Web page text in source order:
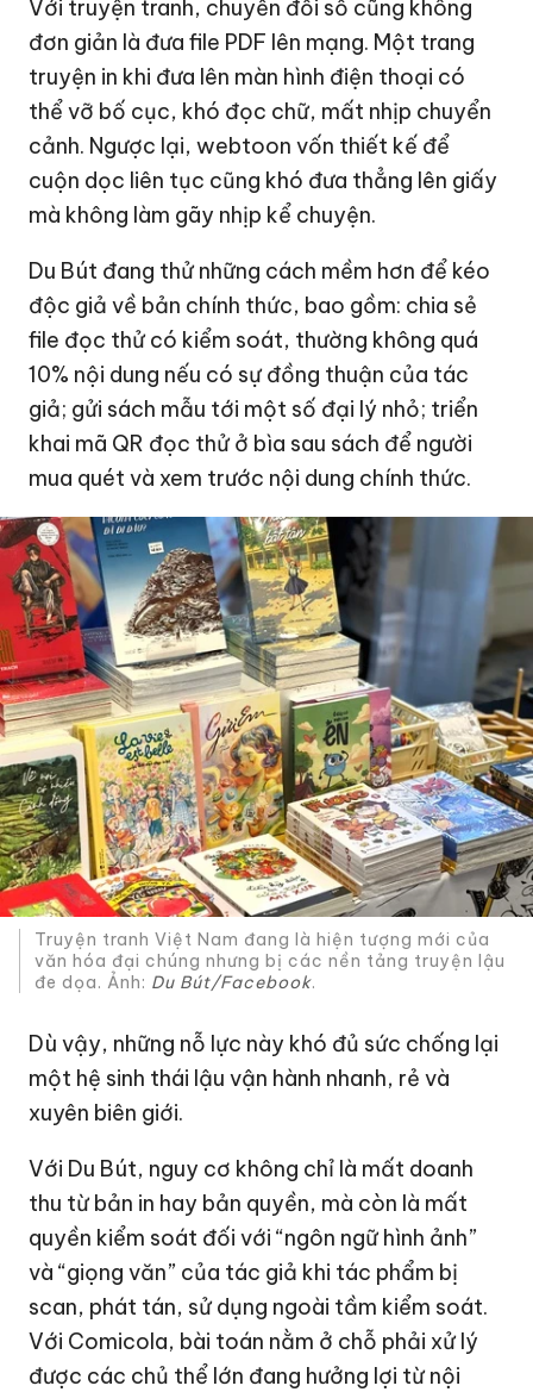
Với truyện tranh, chuyển đổi số cũng không
đơn giản là đưa file PDF lên mạng. Một trang
truyện in khi đưa lên màn hình điện thoại có
thể vỡ bố cục, khó đọc chữ, mất nhịp chuyển
cảnh. Ngược lại, webtoon vốn thiết kế để
cuộn dọc liên tục cũng khó đưa thẳng lên giấy
mà không làm gãy nhịp kể chuyện.
Du Bút đang thử những cách mềm hơn để kéo
độc giả về bản chính thức, bao gồm: chia sẻ
file đọc thử có kiểm soát, thường không quá
10% nội dung nếu có sự đồng thuận của tác
giả; gửi sách mẫu tới một số đại lý nhỏ; triển
khai mã QR đọc thử ở bìa sau sách để người
mua quét và xem trước nội dung chính thức.
Truyện tranh Việt Nam đang là hiện tượng mới của
văn hóa đại chúng nhưng bị các nền tảng truyện lậu
đe dọa. Ảnh: Du Bút/Facebook.
Dù vậy, những nỗ lực này khó đủ sức chống lại
một hệ sinh thái lậu vận hành nhanh, rẻ và
xuyên biên giới.
Với Du Bút, nguy cơ không chỉ là mất doanh
thu từ bản in hay bản quyền, mà còn là mất
quyền kiểm soát đối với “ngôn ngữ hình ảnh”
và “giọng văn” của tác giả khi tác phẩm bị
scan, phát tán, sử dụng ngoài tầm kiểm soát.
Với Comicola, bài toán nằm ở chỗ phải xử lý
được các chủ thể lớn đang hưởng lợi từ nội